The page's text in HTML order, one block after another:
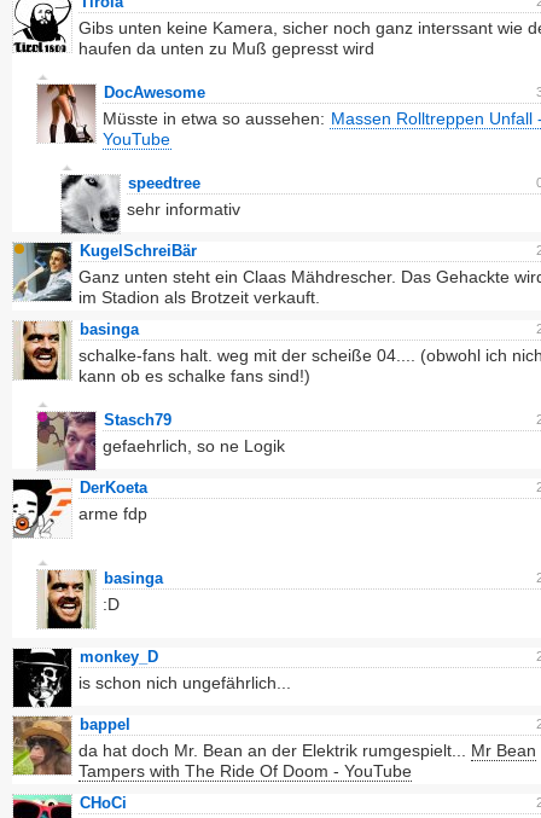
Gibs unten keine Kamera, sicher noch ganz interssant wie
haufen da unten zu Muß gepresst wird
DocAwesome
Müsste in etwa so aussehen: Massen Rolltreppen Unfall
YouTube
speedtree
sehr informativ
KugelSchreiBär
Ganz unten steht ein Claas Mähdrescher. Das Gehackte
im Stadion als Brotzeit verkauft.
basinga
schalke-fans halt. weg mit der scheiße 04.... (obwohl ich
kann ob es schalke fans sind!)
Stasch79
gefaehrlich, so ne Logik
DerKoeta
arme fdp
basinga
:D
monkey_D
is schon nich ungefährlich...
bappel
da hat doch Mr. Bean an der Elektrik rumgespielt... Mr Bean
Tampers with The Ride Of Doom - YouTube
CHoCi